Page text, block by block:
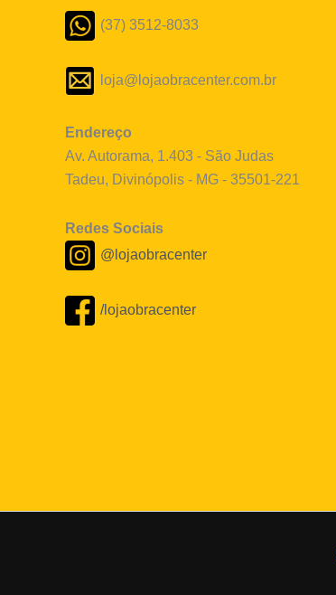
(37) 3512-8033
loja@lojaobracenter.com.br
Endereço
Av. Autorama, 1.403 - São Judas
Tadeu, Divinópolis - MG - 35501-221
Redes Sociais
@lojaobracenter
/lojaobracenter